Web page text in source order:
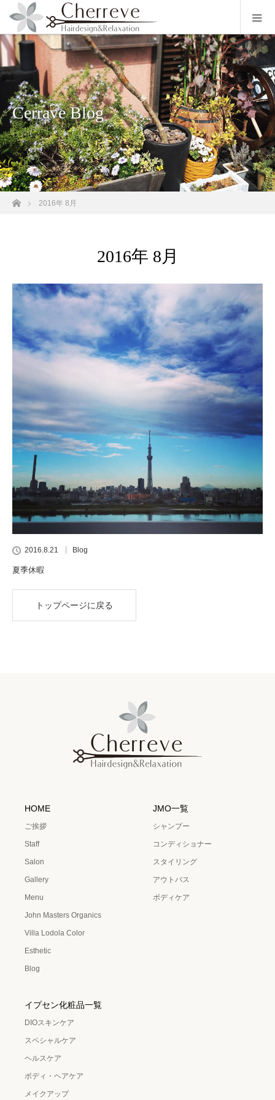
Cerrave Blog
ホーム2016年 8月
2016年 8月
2016.8.21 Blog
夏季休暇
トップページに戻る
HOME
ご挨拶
Staff
Salon
Gallery
Menu
John Masters Organics
Villa Lodola Color
Esthetic
Blog
JMO一覧
シャンプー
コンディショナー
スタイリング
アウトバス
ボディケア
イプセン化粧品一覧
DIOスキンケア
スペシャルケア
ヘルスケア
ボディ・ヘアケア
メイクアップ